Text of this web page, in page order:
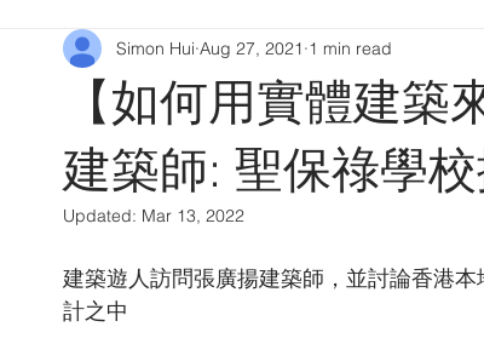
電影中的建築 美國 英國 荷蘭 西班牙
中華建築報專欄 英中時報專欄 GX灑脫男人雜誌
【如何用實體建
建築師: 聖保祿學
Simon Hui Aug 27, 2021 1 min read
Updated: Mar 13, 2022
建築遊人訪問張廣揚建築師，並討論香港
計之中